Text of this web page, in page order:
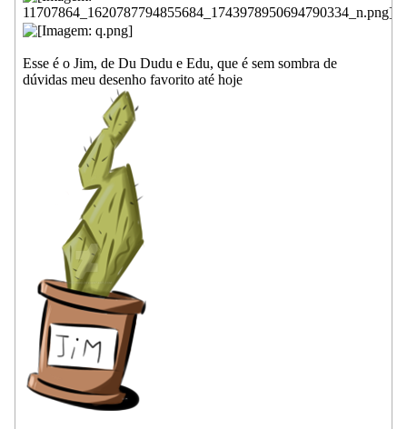
Esse é o Jim, de Du Dudu e Edu, que é sem sombra de
dúvidas meu desenho favorito até hoje